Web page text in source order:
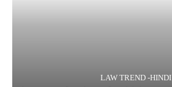
LAW TREND -HINDI